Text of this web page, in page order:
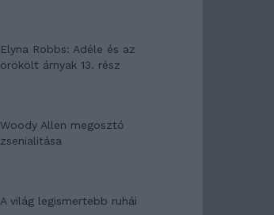
Elyna Robbs: Adéle és az
örökölt árnyak 13. rész
Woody Allen megosztó
zsenialitása
A világ legismertebb ruhái